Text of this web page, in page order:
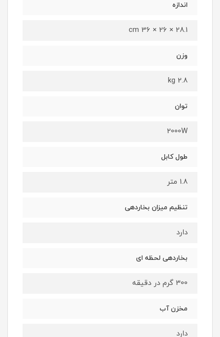
اندازه
28.1 × 26 × 36 cm
وزن
2.8 kg
توان
2000W
طول کابل
1.8 متر
تنظیم میزان بخاردهی
دارد
بخاردهی لحظه ای
300 گرم در دقیقه
مخزن آب
دارد